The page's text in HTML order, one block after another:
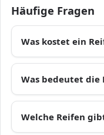
Häufige Fragen
Was kostet ein
Was bedeutet die
Welche Reifen